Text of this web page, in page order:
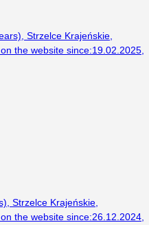
Strzelce Krajeńskie,
on the website since:19.02.2025
Strzelce Krajeńskie,
on the website since:26.12.2024